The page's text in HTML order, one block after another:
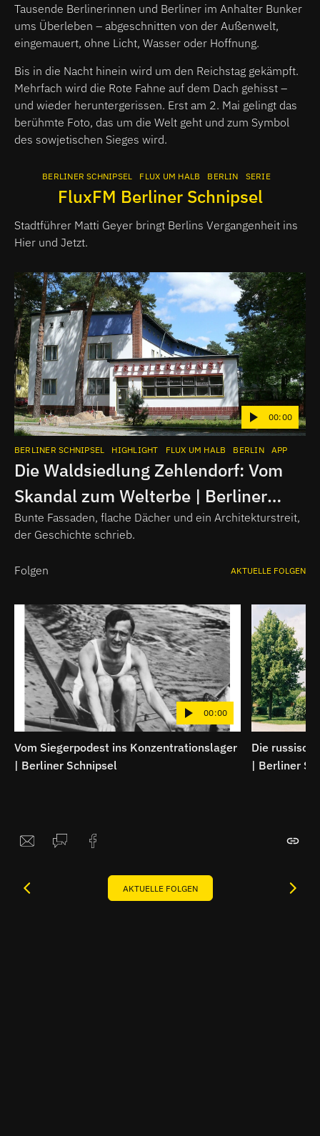
Tausende Berlinerinnen und Berliner im Anhalter Bunker
ums Überleben – abgeschnitten von der Außenwelt,
eingemauert, ohne Licht, Wasser oder Hoffnung.
Bis in die Nacht hinein wird um den Reichstag gekämpft.
Mehrfach wird die Rote Fahne auf dem Dach gehisst –
und wieder heruntergerissen. Erst am 2. Mai gelingt das
berühmte Foto, das um die Welt geht und zum Symbol
des sowjetischen Sieges wird.
BERLINER SCHNIPSEL FLUX UM HALB BERLIN SERIE
FluxFM Berliner Schnipsel
Stadtführer Matti Geyer bringt Berlins Vergangenheit ins
Hier und Jetzt.
00:00
BERLINER SCHNIPSEL HIGHLIGHT FLUX UM HALB BERLIN APP
Die Waldsiedlung Zehlendorf: Vom
Skandal zum Welterbe | Berliner
Schnipsel
Bunte Fassaden, flache Dächer und ein Architekturstreit,
der Geschichte schrieb.
Folgen AKTUELLE FOLGEN
00:00
Vom Siegerpodest ins Konzentrationslager
| Berliner Schnipsel
Die
| Berliner
AKTUELLE FOLGEN